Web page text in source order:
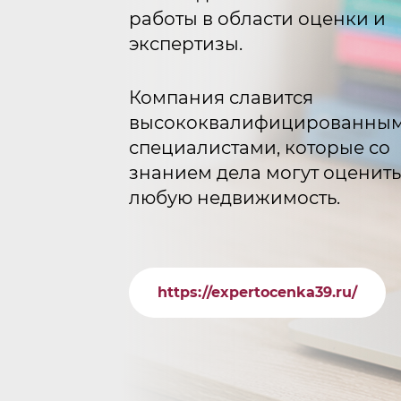
работы в области оценки и
экспертизы.
Компания славится
специалистами, которые со
знанием дела могут оценить
любую недвижимость.
https://expertocenka39.ru/